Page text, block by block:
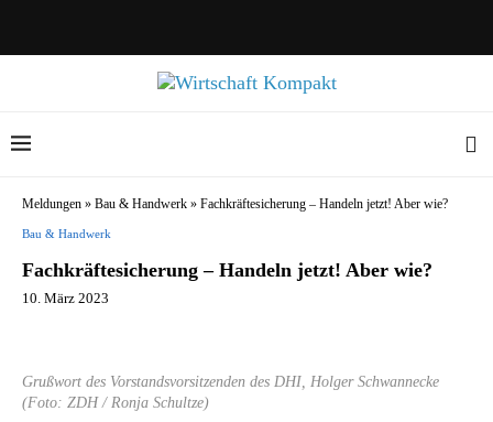
Meldungen » Bau & Handwerk » Fachkräftesicherung – Handeln jetzt! Aber wie?
Bau & Handwerk
Fachkräftesicherung – Handeln jetzt! Aber wie?
10. März 2023
Grußwort des Vorstandsvorsitzenden des DHI, Holger Schwannecke
(Foto: ZDH / Ronja Schultze)